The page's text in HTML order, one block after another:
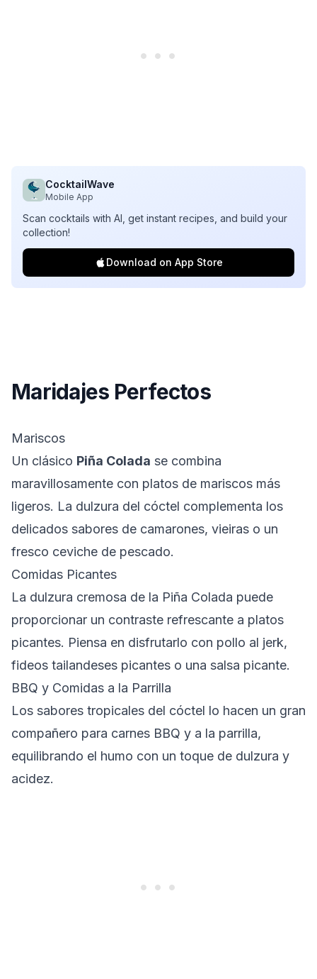
CocktailWave
Mobile App
Scan cocktails with AI, get instant recipes, and build your
collection!
Download on App Store
Maridajes Perfectos
Mariscos
Un clásico Piña Colada se combina
maravillosamente con platos de mariscos más
ligeros. La dulzura del cóctel complementa los
delicados sabores de camarones, vieiras o un
fresco ceviche de pescado.
Comidas Picantes
La dulzura cremosa de la Piña Colada puede
proporcionar un contraste refrescante a platos
picantes. Piensa en disfrutarlo con pollo al jerk,
fideos tailandeses picantes o una salsa picante.
BBQ y Comidas a la Parrilla
Los sabores tropicales del cóctel lo hacen un gran
compañero para carnes BBQ y a la parrilla,
equilibrando el humo con un toque de dulzura y
acidez.